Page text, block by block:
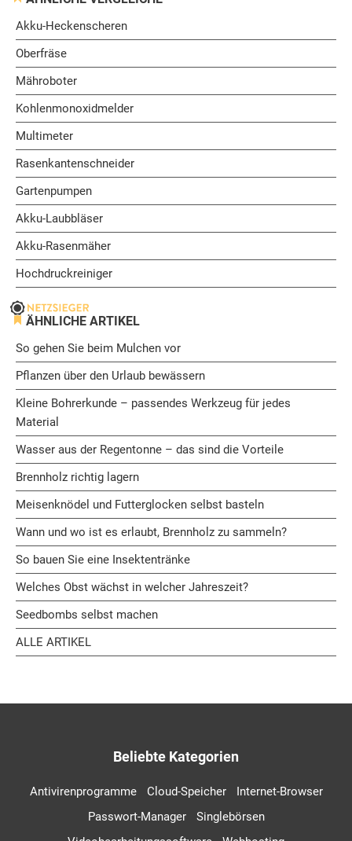
Akku-Heckenscheren
Oberfräse
Mähroboter
Kohlenmonoxidmelder
Multimeter
Rasenkantenschneider
Gartenpumpen
Akku-Laubbläser
Akku-Rasenmäher
Hochdruckreiniger
ÄHNLICHE ARTIKEL
So gehen Sie beim Mulchen vor
Pflanzen über den Urlaub bewässern
Kleine Bohrerkunde – passendes Werkzeug für jedes
Material
Wasser aus der Regentonne – das sind die Vorteile
Brennholz richtig lagern
Meisenknödel und Futterglocken selbst basteln
Wann und wo ist es erlaubt, Brennholz zu sammeln?
So bauen Sie eine Insektentränke
Welches Obst wächst in welcher Jahreszeit?
Seedbombs selbst machen
ALLE ARTIKEL
Beliebte Kategorien
Antivirenprogramme Cloud-Speicher
Internet-Browser
Passwort-Manager
Singlebörsen